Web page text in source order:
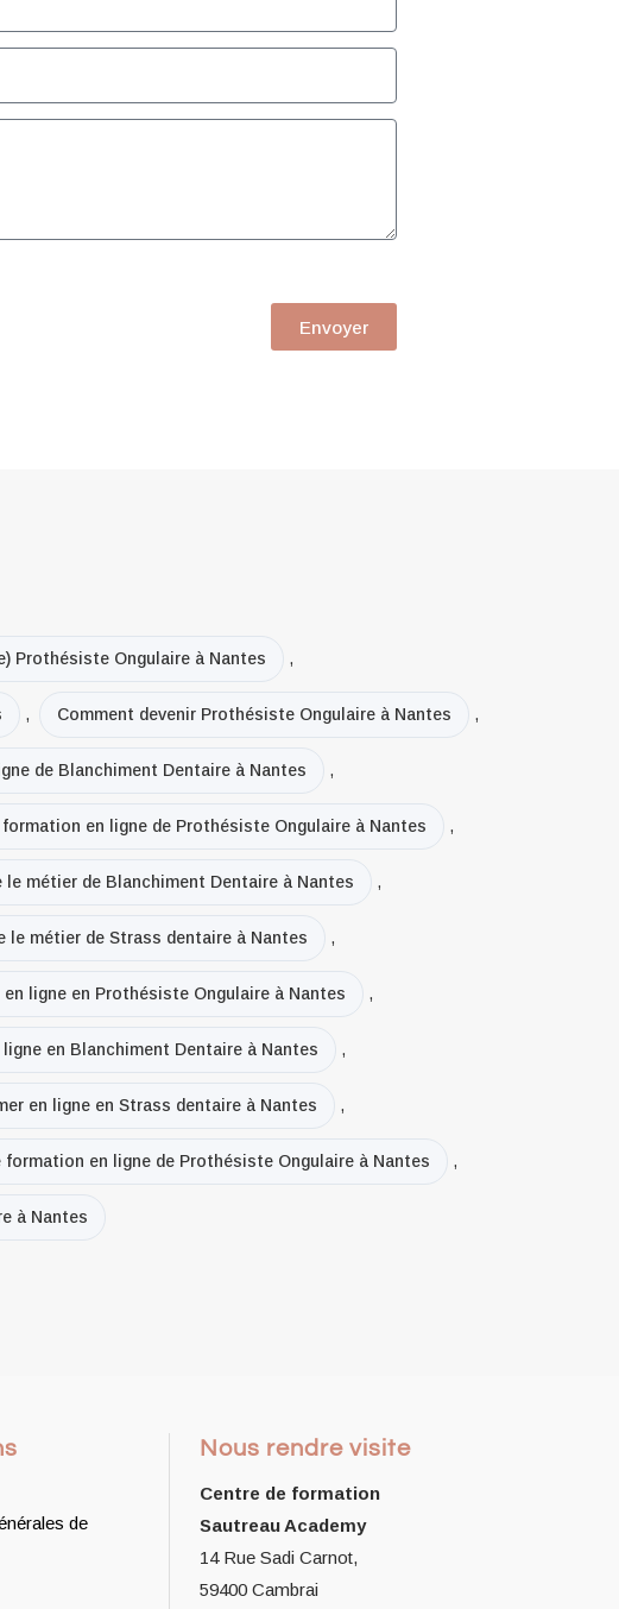
Envoyer
Prothésiste Ongulaire à Nantes ,
, Comment devenir Prothésiste Ongulaire à Nantes ,
de Blanchiment Dentaire à Nantes ,
en ligne de Prothésiste Ongulaire à Nantes ,
métier de Blanchiment Dentaire à Nantes ,
le métier de Strass dentaire à Nantes ,
ligne en Prothésiste Ongulaire à Nantes ,
en Blanchiment Dentaire à Nantes ,
en ligne en Strass dentaire à Nantes ,
formation en ligne de Prothésiste Ongulaire à Nantes ,
à Nantes
de
Nous rendre visite
Centre de formation
Sautreau Academy
14 Rue Sadi Carnot,
59400 Cambrai